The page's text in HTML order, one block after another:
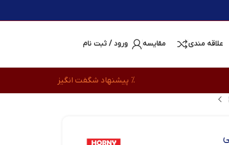
علاقه مندی مقایسه ورود / ثبت نام
% پیشنهاد شگفت انگیز